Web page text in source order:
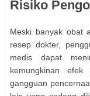
Risiko
Meski banyak obat
resep dokter,
medis dapat
kemungkinan
gangguan